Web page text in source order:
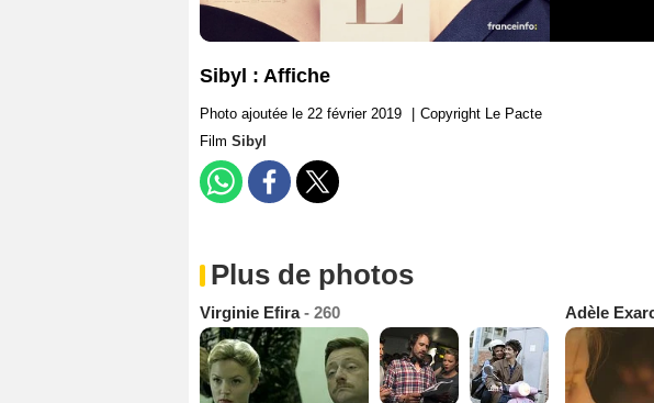
Sibyl : Affiche
Photo ajoutée le 22 février 2019
Copyright Le Pacte
Film Sibyl
Plus de photos
Virginie Efira- 260 Adèle